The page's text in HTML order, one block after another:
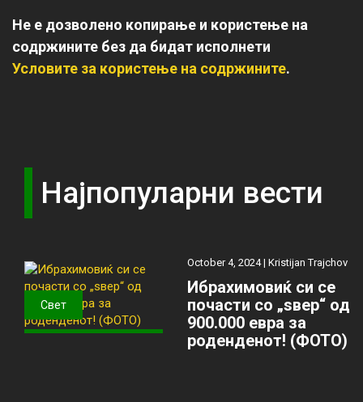
Не е дозволено копирање и користење на
содржините без да бидат исполнети
Условите за користење на содржините.
Најпопуларни вести
Свет
October 4, 2024 |Kristijan Trajchov
Ибрахимовиќ си се
почасти со „ѕвер“ од
900.000 евра за
роденденот! (ФОТО)